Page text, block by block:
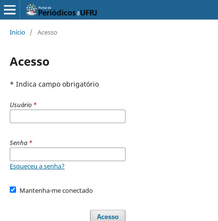
Início / Acesso
Acesso
* Indica campo obrigatório
Usuário *
Senha *
Esqueceu a senha?
Mantenha-me conectado
Acesso